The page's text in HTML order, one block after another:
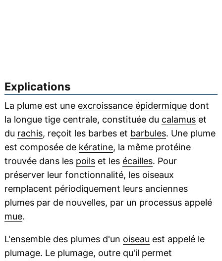
Explications
La plume est une excroissance épidermiquedont
la longue tige centrale, constituée du calamuset
du rachis, reçoit les barbes et barbules. Une plume
est composée de kératine, la même protéine
trouvée dans les poilset les écailles. Pour
préserver leur fonctionnalité, les oiseaux
remplacent périodiquement leurs anciennes
plumes par de nouvelles, par un processus appelé
mue.
L'ensemble des plumes d'un oiseau est appelé le
plumage. Le plumage, outre qu'il permet